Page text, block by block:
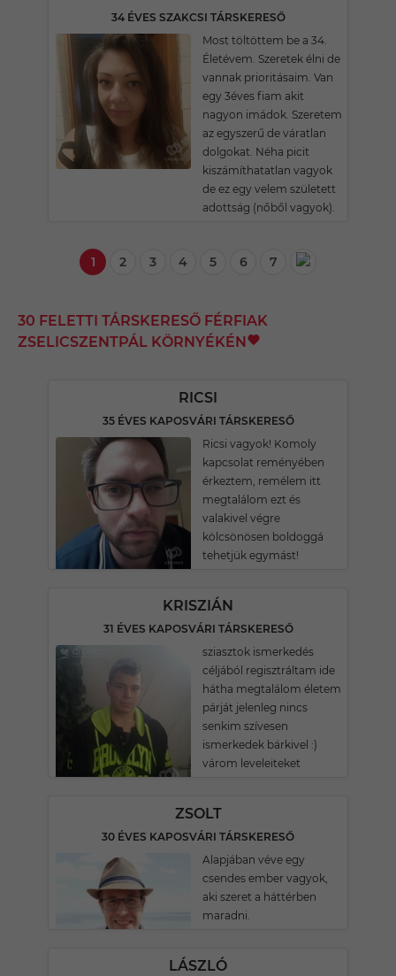
34 ÉVES SZAKCSI TÁRSKERESŐ
Most töltöttem be a 34.
Életévem. Szeretek élni de
vannak prioritásaim. Van
egy 3éves fiam akit
nagyon imádok. Szeretem
az egyszerű de váratlan
dolgokat. Néha picit
kiszámíthatatlan vagyok
de ez egy velem született
adottság (nőből vagyok).
1 2 3 4 5 6 7
30 FELETTI TÁRSKERESŐ FÉRFIAK
ZSELICSZENTPÁL KÖRNYÉKÉN
RICSI
35 ÉVES KAPOSVÁRI TÁRSKERESŐ
Ricsi vagyok! Komoly
kapcsolat reményében
érkeztem, remélem itt
megtalálom ezt és
valakivel végre
kölcsönösen boldoggá
tehetjük egymást!
KRISZIÁN
31 ÉVES KAPOSVÁRI TÁRSKERESŐ
sziasztok ismerkedés
céljából regisztráltam ide
hátha megtalálom életem
párját jelenleg nincs
senkim szívesen
ismerkedek bárkivel :)
várom leveleiteket
ZSOLT
30 ÉVES KAPOSVÁRI TÁRSKERESŐ
Alapjában véve egy
csendes ember vagyok,
aki szeret a háttérben
maradni.
LÁSZLÓ